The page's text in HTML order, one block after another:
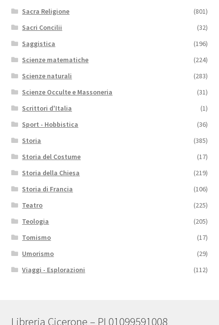
Sacra Religione
(801)
Sacri Concilii
(32)
Saggistica
(196)
Scienze matematiche
(224)
Scienze naturali
(283)
Scienze Occulte e Massoneria
(31)
Scrittori d'Italia
(1)
Sport - Hobbistica
(36)
Storia
(385)
Storia del Costume
(17)
Storia della Chiesa
(219)
Storia di Francia
(106)
Teatro
(225)
Teologia
(205)
Tomismo
(17)
Umorismo
(29)
Viaggi - Esplorazioni
(112)
Libreria Cicerone – PI 01099591008